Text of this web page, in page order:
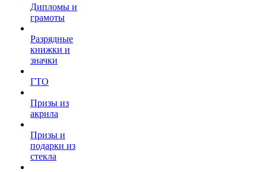
Дипломы и
грамоты
Разрядные
книжки и
значки
ГТО
Призы из
акрила
Призы и
подарки из
стекла